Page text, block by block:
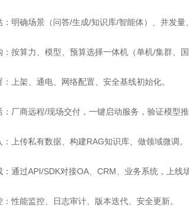
：明确场景（问答/生成/知识库/智能体）、并发量
按算力、模型、预算选择一体机（单机/集群、国
上架、通电、网络配置、安全基线初始化。
厂商远程/现场交付，一键启动服务，验证模型推
上传私有数据、构建RAG知识库、做领域微调。
通过API/SDK对接OA、CRM、业务系统，上线
性能监控、日志审计、版本迭代、安全更新。